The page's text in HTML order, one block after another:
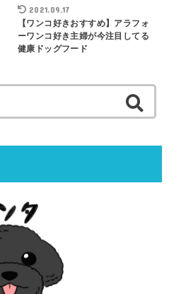
2021.09.17
【ワンコ好きおすすめ】アラフォ
ーワンコ好き主婦が今注目してる
健康ドッグフード
索: